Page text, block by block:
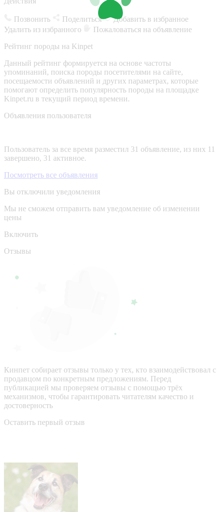
Позвонить Поделиться
Добавить в избранное
Удалить из избранного
Пожаловаться на объявление
Рейтинг породы на Kinpet
Данный рейтинг формируется на основе частоты
упоминаний, поиска породы посетителями на сайте,
посещаемости объявлений и других параметрах, которые
помогают определить популярность породы на площадке
Kinpet.ru в текущий период времени.
Объявления пользователя
Пользователь за все время разместил 31 объявление, из них 11
завершено, 31 активное.
Посмотреть все объявления
Вы отключили уведомления
Мы не сможем отправить вам уведомление об изменении
цены
Включить
Отзывы
Кинпет собирает отзывы только у тех, кто взаимодействовал с
продавцом по конкретным предложениям. Перед
публикацией мы проверяем отзывы с помощью трёх
механизмов, чтобы гарантировать читателям качество и
достоверность
Оставить первый отзыв